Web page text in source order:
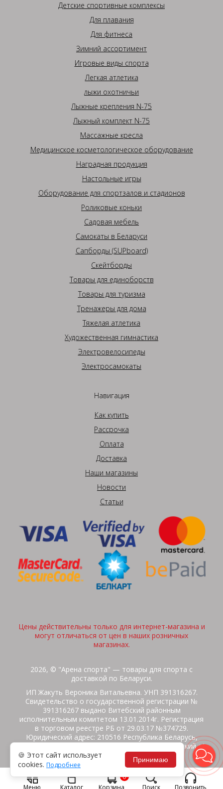
Детские спортивные комплексы
Для плавания
Для фитнеса
Зимний ассортимент
Игровые виды спорта
Легкая атлетика
лыжи охотничьи
Лыжные крепления N-75
Лыжный комплект N-75
Массажные кресла
Медицинское косметологическое оборудование
Наградная продукция
Настольные игры
Оборудование для спортзалов и стадионов
Роликовые коньки
Садовая мебель
Самокаты в Беларуси
Сапборды (SUPboard)
Скейтборды
Товары для единоборств
Товары для туризма
Тренажеры для дома
Тяжелая атлетика
Художественная гимнастика
Электровелосипеды
Электросамокаты
Навигация
Как купить
Рассрочка
Оплата
Доставка
Наши магазины
Новости
Статьи
Цены действительны только для интернет-магазина и
могут отличаться от цен в наших розничных
магазинах.
2026, © "Арена спорта" — товары для спорта с
доставкой по Беларуси.
ИП Жакуть Вероника Витальевна. УНП 391316267.
Свидетельство о государственной регистрации №
391316267 выдано Витебский районным
исполнительным комитетом 13.01.2014г. Регистрация
в торговом реестре РБ от 29.03.17 №374729.
Юридический адрес: 210516 Республика Беларусь,
Витебская область, Витебский район, Бабиничский с/
с, аг.Ольгово, ул.Школьная
Политика защиты данных
Гарантия/Экспертиза Обмен/Возврат
Меню Каталог Корзина
0
Поиск
Позвонить
🍪 Этот сайт использует
cookies. Подробнее
Принимаю